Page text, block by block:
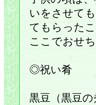
いをさせて
てもらった
ここでおせ
◎祝い肴
黒豆（黒豆の